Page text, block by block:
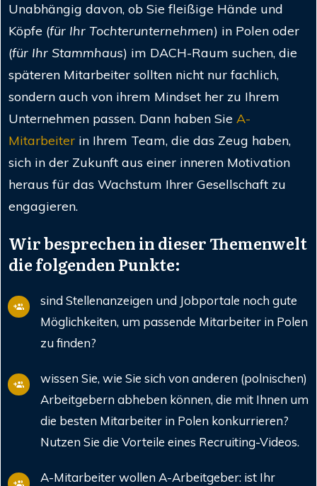
Unabhängig davon, ob Sie fleißige Hände und
Köpfe (für Ihr Tochterunternehmen) in Polen oder
(für Ihr Stammhaus) im DACH-Raum suchen, die
späteren Mitarbeiter sollten nicht nur fachlich,
sondern auch von ihrem Mindset her zu Ihrem
Unternehmen passen. Dann haben Sie A-
Mitarbeiter in Ihrem Team, die das Zeug haben,
sich in der Zukunft aus einer inneren Motivation
heraus für das Wachstum Ihrer Gesellschaft zu
engagieren.
Wir besprechen in dieser Themenwelt
die folgenden Punkte:
sind Stellenanzeigen und Jobportale noch gute
Möglichkeiten, um passende Mitarbeiter in Polen
zu finden?
wissen Sie, wie Sie sich von anderen (polnischen)
Arbeitgebern abheben können, die mit Ihnen um
die besten Mitarbeiter in Polen konkurrieren?
Nutzen Sie die Vorteile eines Recruiting-Videos.
A-Mitarbeiter wollen A-Arbeitgeber: ist Ihr